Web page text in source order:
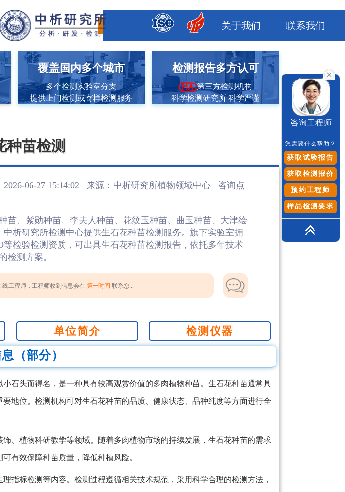
关于我们 联系我们
覆盖国内多个城市
多个检测实验室分支
提供上门检测或寄样检测服务
检测报告多方认可
第三方检测机构
科学检测研究所 科学严谨
种苗检测
06-27 15:14:02 来源： 中析研究所植物领域中心 咨询点
苗、紫勋种苗、李夫人种苗、花纹玉种苗、曲玉种苗、大津绘
析研究所检测中心提供生石花种苗检测服务。旗下实验室拥
等检验检测资质，可出具生石花种苗检测报告，依托多年技术
检测方案。
线工程师，工程师收到信息会在 第一时间 联系您...
单位简介 检测仪器
（部分）
石头而得名，是一种具有较高观赏价值的多肉植物种苗。生石花种苗通常具
地位。检测机构可对生石花种苗的品质、健康状态、品种纯度等方面进行全
、植物科研教学等领域。随着多肉植物市场的持续发展，生石花种苗的需求
有效保障种苗质量，降低种植风险。
指标检测等内容。检测过程遵循相关技术规范，采用科学合理的检测方法，
咨询工程师
您需要什么帮助？
获取试验报告
获取检测报价
预约工程师
样品检测要求